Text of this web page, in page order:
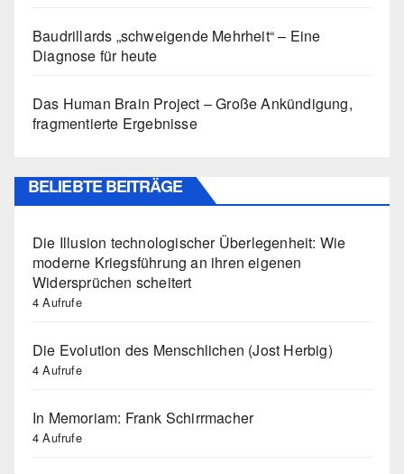
Baudrillards „schweigende Mehrheit“ – Eine
Diagnose für heute
Das Human Brain Project – Große Ankündigung,
fragmentierte Ergebnisse
BELIEBTE BEITRÄGE
Die Illusion technologischer Überlegenheit: Wie
moderne Kriegsführung an ihren eigenen
Widersprüchen scheitert
4 Aufrufe
Die Evolution des Menschlichen (Jost Herbig)
4 Aufrufe
In Memoriam: Frank Schirrmacher
4 Aufrufe